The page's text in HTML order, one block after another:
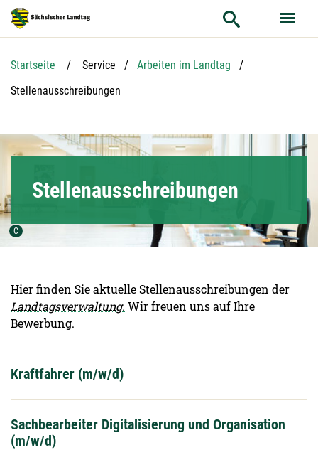
Hauptnavigation
Hauptinhalt
Service
Startseite Service
Arbeiten im Landtag
Aktuelle Seite:
Stellenausschreibungen
C
Stellenausschreibungen
Hier finden Sie aktuelle Stellenausschreibungen der
Landtagsverwaltung. Wir freuen uns auf Ihre
Bewerbung.
Kraftfahrer (m/w/d)
Sachbearbeiter Digitalisierung und Organisation
(m/w/d)